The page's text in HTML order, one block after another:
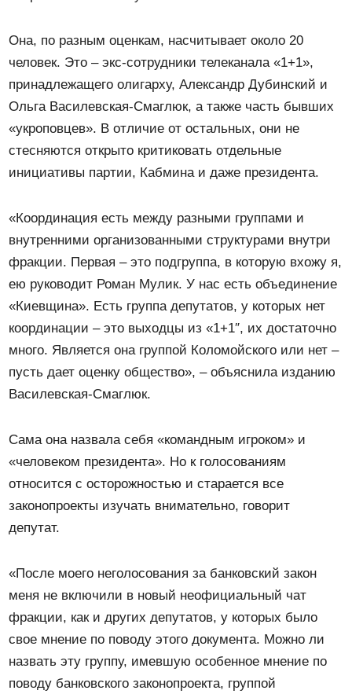
Она, по разным оценкам, насчитывает около 20
человек. Это – экс-сотрудники телеканала «1+1»,
принадлежащего олигарху, Александр Дубинский и
Ольга Василевская-Смаглюк, а также часть бывших
«укроповцев». В отличие от остальных, они не
стесняются открыто критиковать отдельные
инициативы партии, Кабмина и даже президента.
«Координация есть между разными группами и
внутренними организованными структурами внутри
фракции. Первая – это подгруппа, в которую вхожу я,
ею руководит Роман Мулик. У нас есть объединение
«Киевщина». Есть группа депутатов, у которых нет
координации – это выходцы из «1+1″, их достаточно
много. Является она группой Коломойского или нет –
пусть дает оценку общество», – объяснила изданию
Василевская-Смаглюк.
Сама она назвала себя «командным игроком» и
«человеком президента». Но к голосованиям
относится с осторожностью и старается все
законопроекты изучать внимательно, говорит
депутат.
«После моего неголосования за банковский закон
меня не включили в новый неофициальный чат
фракции, как и других депутатов, у которых было
свое мнение по поводу этого документа. Можно ли
назвать эту группу, имевшую особенное мнение по
поводу банковского законопроекта, группой